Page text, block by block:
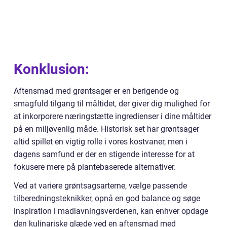
Konklusion:
Aftensmad med grøntsager er en berigende og
smagfuld tilgang til måltidet, der giver dig mulighed for
at inkorporere næringstætte ingredienser i dine måltider
på en miljøvenlig måde. Historisk set har grøntsager
altid spillet en vigtig rolle i vores kostvaner, men i
dagens samfund er der en stigende interesse for at
fokusere mere på plantebaserede alternativer.
Ved at variere grøntsagsarterne, vælge passende
tilberedningsteknikker, opnå en god balance og søge
inspiration i madlavningsverdenen, kan enhver opdage
den kulinariske glæde ved en aftensmad med